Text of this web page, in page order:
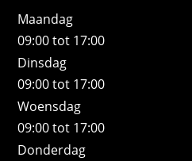
Maandag
09:00 tot 17:00
Dinsdag
09:00 tot 17:00
Woensdag
09:00 tot 17:00
Donderdag